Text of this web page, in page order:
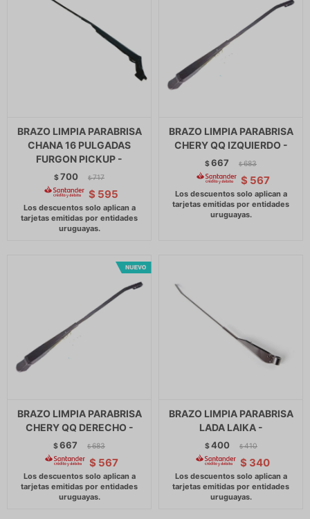
BRAZO LIMPIA PARABRISA
CHANA 16 PULGADAS
FURGON PICKUP -
$700 $ 717
$ 595
BRAZO LIMPIA PARABRISA
CHERY QQ IZQUIERDO -
$667 $ 683
$ 567
BRAZO LIMPIA PARABRISA
CHERY QQ DERECHO -
$667 $ 683
$ 567
BRAZO LIMPIA PARABRISA
LADA LAIKA -
$400 $ 410
$ 340